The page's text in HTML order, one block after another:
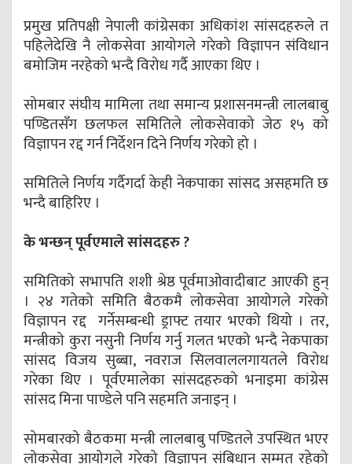
प्रमुख प्रतिपक्षी नेपाली कांग्रेसका अधिकांश सांसदहरुले त
पहिलेदेखि नै लोकसेवा आयोगले गरेको विज्ञापन संविधान
बमोजिम नरहेको भन्दै विरोध गर्दै आएका थिए ।
सोमबार संघीय मामिला तथा समान्य प्रशासनमन्त्री लालबाबु
पण्डितसँग छलफल समितिले लोकसेवाको जेठ १५ को
विज्ञापन रद्द गर्न निर्देशन दिने निर्णय गरेको हो ।
समितिले निर्णय गर्दैगर्दा केही नेकपाका सांसद असहमति छ
भन्दै बाहिरिए ।
के भन्छन् पूर्वएमाले सांसदहरु ?
समितिको सभापति शशी श्रेष्ठ पूर्वमाओवादीबाट आएकी हुन्
। २४ गतेको समिति बैठकमै लोकसेवा आयोगले गरेको
विज्ञापन रद्द गर्नेसम्बन्धी ड्राफ्ट तयार भएको थियो । तर,
मन्त्रीको कुरा नसुनी निर्णय गर्नु गलत भएको भन्दै नेकपाका
सांसद विजय सुब्बा, नवराज सिलवाललगायतले विरोध
गरेका थिए । पूर्वएमालेका सांसदहरुको भनाइमा कांग्रेस
सांसद मिना पाण्डेले पनि सहमति जनाइन् ।
सोमबारको बैठकमा मन्त्री लालबाबु पण्डितले उपस्थित भएर
लोकसेवा आयोगले गरेको विज्ञापन संबिधान सम्मत रहेको